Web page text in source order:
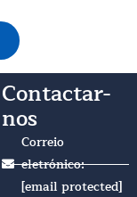
Contactar-
nos
Correio
eletrónico:
[email protected]